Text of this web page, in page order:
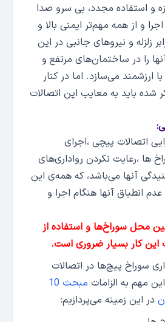
و استفاده مجدد، بی سرو صدا
و از همه مهم‌تر ایمنی بالا و
زلزله و نیروهای جانبی در این
را در ساختمان‌های مرتفع و
ارزشمند می‌سازد. اما در کنار
شده باید به معایب این اتصالات
اتصالات پیچی ،اجرای
ها ،رعایت نکردن رواداری‌های
آنها می‌باشد، که همه‌ی این
انطباق آنها هنگام اجرا و
محل سوراخ‌ها و استفاده از
کار بسیار ضروری است.
سوراخ پیچ‌ها در اتصالات
مهم به الزامات
مبحث 10
در این زمینه می‌پردازیم: